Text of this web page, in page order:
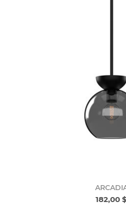
182,00 $